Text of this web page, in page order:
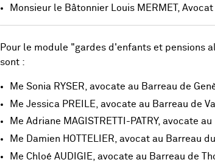
Monsieur le Bâtonnier Louis MERMET,
Pour le module "gardes d'enfants et pensions
sont :
Me Sonia RYSER, avocate au Barreau de
Me Jessica PREILE, avocate au Barreau de
Me Adriane MAGISTRETTI-PATRY, avocate
Me Damien HOTTELIER, avocat au Barreau
Me Chloé AUDIGIE, avocate au Barreau de